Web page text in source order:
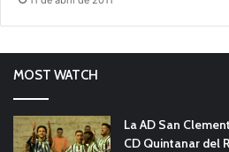
MOST WATCH
La AD San
CD Quintanar del